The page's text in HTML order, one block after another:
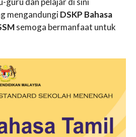
mengandungiDSKP Bahasa
semoga bermanfaat untuk